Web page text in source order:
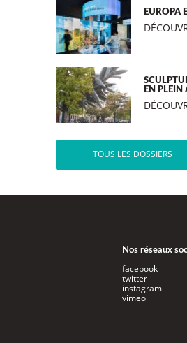
EUROPA
EN PLEIN
TOUS LES DOSSIERS
Nos réseaux
facebook
twitter
instagram
vimeo